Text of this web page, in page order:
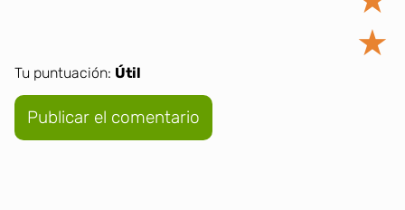
★
Tu puntuación: Útil